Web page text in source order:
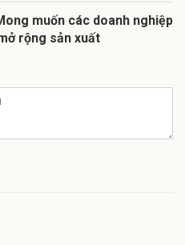
muốn các doanh nghiệp
rộng sản xuất